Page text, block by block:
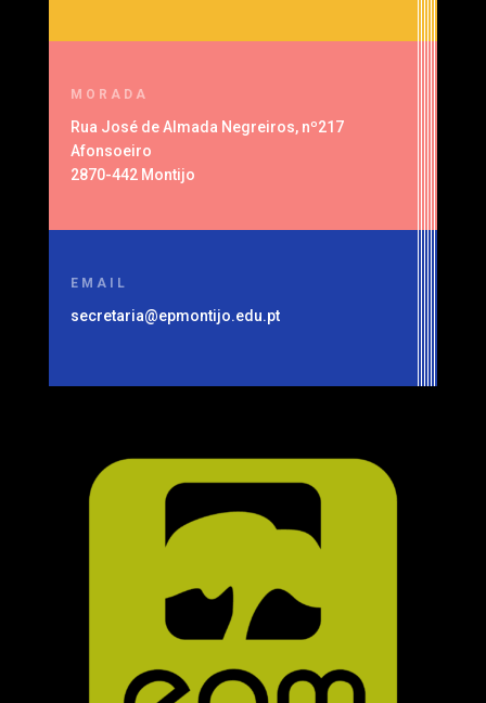
MORADA
Rua José de Almada Negreiros, nº217
Afonsoeiro
2870-442 Montijo
EMAIL
secretaria@epmontijo.edu.pt